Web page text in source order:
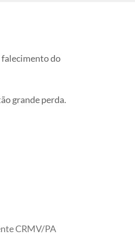
falecimento do
grande perda.
CRMV/PA